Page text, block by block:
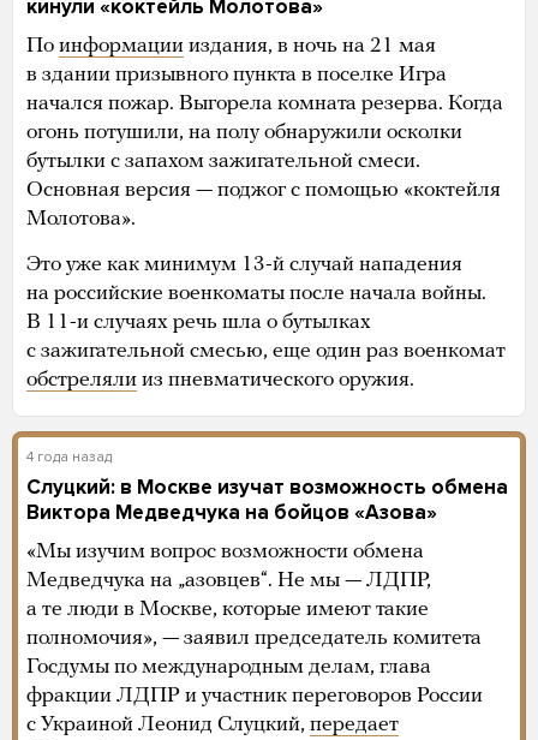
кинули «коктейль Молотова»
По информации издания, в ночь на 21 мая
в здании призывного пункта в поселке Игра
начался пожар. Выгорела комната резерва. Когда
огонь потушили, на полу обнаружили осколки
бутылки с запахом зажигательной смеси.
Основная версия — поджог с помощью «коктейля
Молотова».
Это уже как минимум 13-й случай нападения
на российские военкоматы после начала войны.
В 11-и случаях речь шла о бутылках
с зажигательной смесью, еще один раз военкомат
обстреляли из пневматического оружия.
4 года назад
Слуцкий: в Москве изучат возможность обмена
Виктора Медведчука на бойцов «Азова»
«Мы изучим вопрос возможности обмена
Медведчука на „азовцев“. Не мы — ЛДПР,
а те люди в Москве, которые имеют такие
полномочия», — заявил председатель комитета
Госдумы по международным делам, глава
фракции ЛДПР и участник переговоров России
с Украиной Леонид Слуцкий, передает